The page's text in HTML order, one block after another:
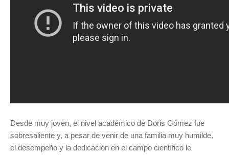
Desde muy joven, el nivel académico de Doris Gómez fue
sobresaliente y, a pesar de venir de una familia muy humilde,
el desempeño y la dedicación en el campo científico le